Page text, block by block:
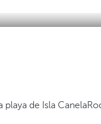
playa de Isla Canela